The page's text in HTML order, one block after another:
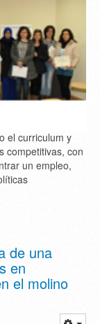
el curriculum y
competitivas, con
un empleo,
de una
en
el molino